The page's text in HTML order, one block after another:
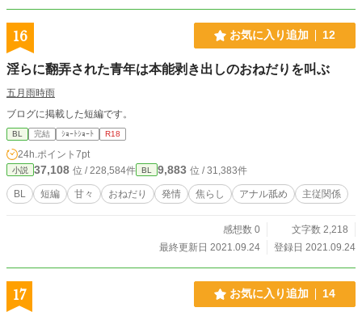
16 お気に入り追加 12
淫らに翻弄された青年は本能剥き出しのおねだりを叫ぶ
五月雨時雨
ブログに掲載した短編です。
BL 完結 ｼｮｰﾄｼｮｰﾄ R18
24h.ポイント 7pt
小説 37,108 位 / 228,584件 BL 9,883 位 / 31,383件
BL 短編 甘々 おねだり 発情 焦らし アナル舐め 主従関係
感想数 0
文字数 2,218
最終更新日 2021.09.24
登録日 2021.09.24
17 お気に入り追加 14